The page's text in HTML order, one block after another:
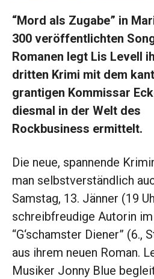
“Mord als Zugabe” in
300 veröffentlichten
Romanen legt Lis Levell
dritten Krimi mit dem
grantigen Kommissar
diesmal in der Welt des
Rockbusiness ermittelt.
Die neue, spannende
man selbstverständlich
Samstag, 13. Jänner (19
schreibfreudige Autorin
“G‘schamster Diener” (6.,
aus ihrem neuen Roman.
Musiker Jonny Blue